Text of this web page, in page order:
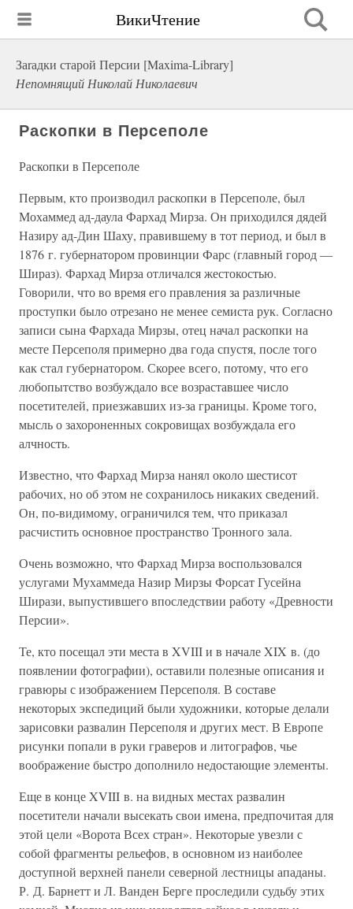
ВикиЧтение
Заrадки старой Персии [Maxima-Library]
Непомнящий Николай Николаевич
Раскопки в Персеполе
Раскопки в Персеполе
Первым, кто производил раскопки в Персеполе, был
Мохаммед ад-даула Фархад Мирза. Он приходился дядей
Назиру ад-Дин Шаху, правившему в тот период, и был в
1876 г. губернатором провинции Фарс (главный город —
Шираз). Фархад Мирза отличался жестокостью.
Говорили, что во время его правления за различные
проступки было отрезано не менее семиста рук. Согласно
записи сына Фархада Мирзы, отец начал раскопки на
месте Персеполя примерно два года спустя, после того
как стал губернатором. Скорее всего, потому, что его
любопытство возбуждало все возраставшее число
посетителей, приезжавших из-за границы. Кроме того,
мысль о захороненных сокровищах возбуждала его
алчность.
Известно, что Фархад Мирза нанял около шестисот
рабочих, но об этом не сохранилось никаких сведений.
Он, по-видимому, ограничился тем, что приказал
расчистить основное пространство Тронного зала.
Очень возможно, что Фархад Мирза воспользовался
услугами Мухаммеда Назир Мирзы Форсат Гусейна
Ширази, выпустившего впоследствии работу «Древности
Персии».
Те, кто посещал эти места в XVIII и в начале XIX в. (до
появлении фотографии), оставили полезные описания и
гравюры с изображением Персеполя. В составе
некоторых экспедиций были художники, которые делали
зарисовки развалин Персеполя и других мест. В Европе
рисунки попали в руки граверов и литографов, чье
воображение быстро дополнило недостающие элементы.
Еще в конце XVIII в. на видных местах развалин
посетители начали высекать свои имена, предпочитая для
этой цели «Ворота Всех стран». Некоторые увезли с
собой фрагменты рельефов, в основном из наиболее
доступной верхней панели северной лестницы ападаны.
Р. Д. Барнетт и Л. Ванден Берге проследили судьбу этих